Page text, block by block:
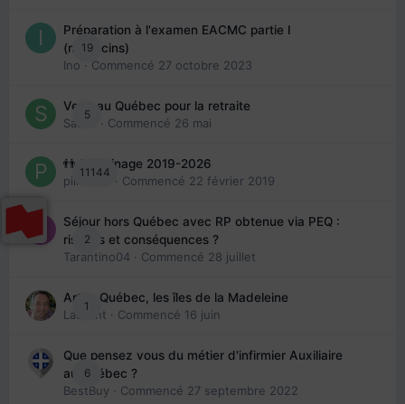
19
Préparation à l'examen EACMC partie I
(médecins)
Ino · Commencé 27 octobre 2023
5
Venir au Québec pour la retraite
Sab74
· Commencé 26 mai
11144
👬 Parrainage 2019-2026
piinoush · Commencé 22 février 2019
2
Séjour hors Québec avec RP obtenue via PEQ :
risques et conséquences ?
Tarantino04 · Commencé 28 juillet
1
Arte : Québec, les îles de la Madeleine
Laurent · Commencé 16 juin
6
Que pensez vous du métier d'infirmier Auxiliaire
au Québec ?
BestBuy · Commencé 27 septembre 2022